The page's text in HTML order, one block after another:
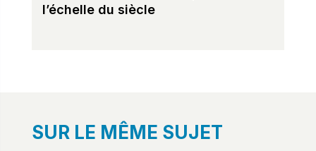
l’échelle du siècle
SUR LE MÊME SUJET